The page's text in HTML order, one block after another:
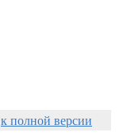
к полной версии